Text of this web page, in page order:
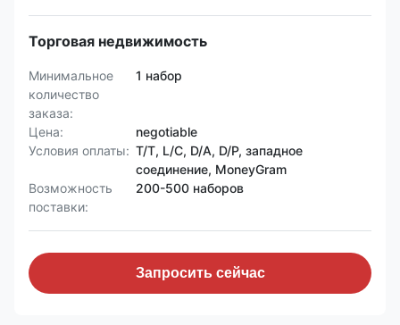
Торговая недвижимость
Минимальное
количество
заказа:
1 набор
Цена:
negotiable
Условия оплаты: T/T, L/C, D/A, D/P, западное
соединение, MoneyGram
Возможность
поставки:
200-500 наборов
Запросить сейчас